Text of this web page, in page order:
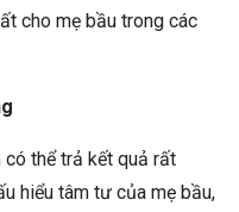
cho mẹ bầu trong các
thể trả kết quả rất
hiểu tâm tư của mẹ bầu,